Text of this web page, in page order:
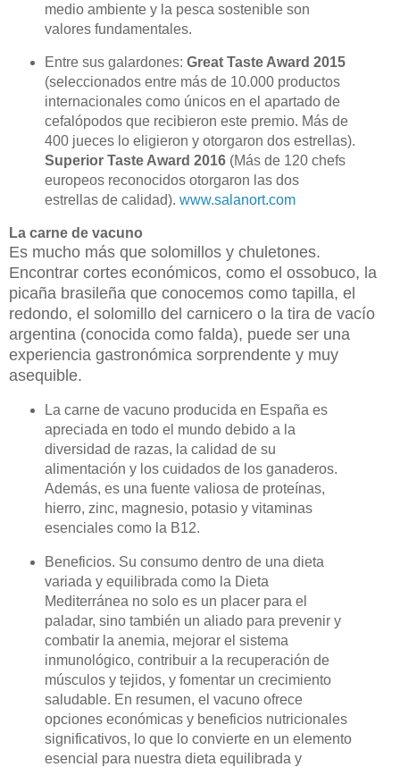
medio ambiente y la pesca sostenible son
valores fundamentales.
Entre sus galardones: Great Taste Award 2015
(seleccionados entre más de 10.000 productos
internacionales como únicos en el apartado de
cefalópodos que recibieron este premio. Más de
400 jueces lo eligieron y otorgaron dos estrellas).
Superior Taste Award 2016(Más de 120 chefs
europeos reconocidos otorgaron las dos
estrellas de calidad). www.salanort.com
La carne de vacuno
Es mucho más que solomillos y chuletones.
Encontrar cortes económicos, como el ossobuco, la
picaña brasileña que conocemos como tapilla, el
redondo, el solomillo del carnicero o la tira de vacío
argentina (conocida como falda), puede ser una
experiencia gastronómica sorprendente y muy
asequible.
La carne de vacuno producida en España es
apreciada en todo el mundo debido a la
diversidad de razas, la calidad de su
alimentación y los cuidados de los ganaderos.
Además, es una fuente valiosa de proteínas,
hierro, zinc, magnesio, potasio y vitaminas
esenciales como la B12.
Beneficios. Su consumo dentro de una dieta
variada y equilibrada como la Dieta
Mediterránea no solo es un placer para el
paladar, sino también un aliado para prevenir y
combatir la anemia, mejorar el sistema
inmunológico, contribuir a la recuperación de
músculos y tejidos, y fomentar un crecimiento
saludable. En resumen, el vacuno ofrece
opciones económicas y beneficios nutricionales
significativos, lo que lo convierte en un elemento
esencial para nuestra dieta equilibrada y